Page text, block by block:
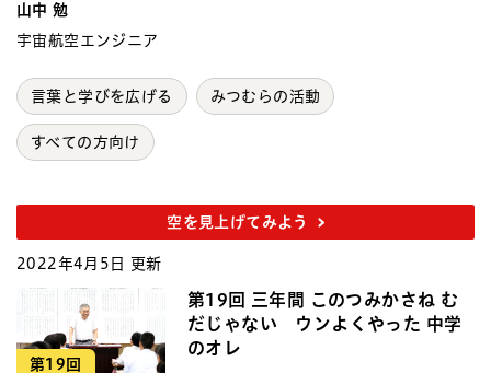
山中 勉
宇宙航空エンジニア
言葉と学びを広げる みつむらの活動
すべての方向け
空を見上げてみよう
2022年4月5日 更新
第19回
第19回 三年間 このつみかさね む
だじゃない ウンよくやった 中学
のオレ